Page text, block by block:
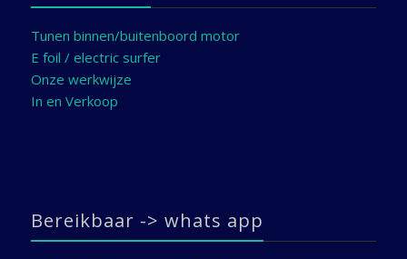
Tunen binnen/buitenboord motor
E foil / electric surfer
Onze werkwijze
In en Verkoop
Bereikbaar -> whats app